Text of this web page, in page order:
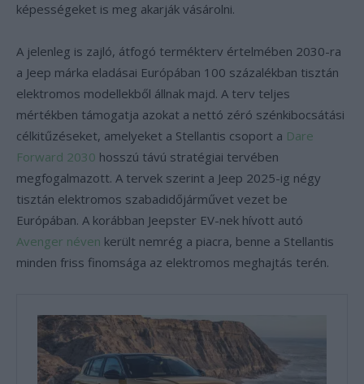
képességeket is meg akarják vásárolni.
A jelenleg is zajló, átfogó termékterv értelmében 2030-ra
a Jeep márka eladásai Európában 100 százalékban tisztán
elektromos modellekből állnak majd. A terv teljes
mértékben támogatja azokat a nettó zéró szénkibocsátási
célkitűzéseket, amelyeket a Stellantis csoport a Dare
Forward 2030 hosszú távú stratégiai tervében
megfogalmazott. A tervek szerint a Jeep 2025-ig négy
tisztán elektromos szabadidőjárművet vezet be
Európában. A korábban Jeepster EV-nek hívott autó
Avenger néven került nemrég a piacra, benne a Stellantis
minden friss finomsága az elektromos meghajtás terén.